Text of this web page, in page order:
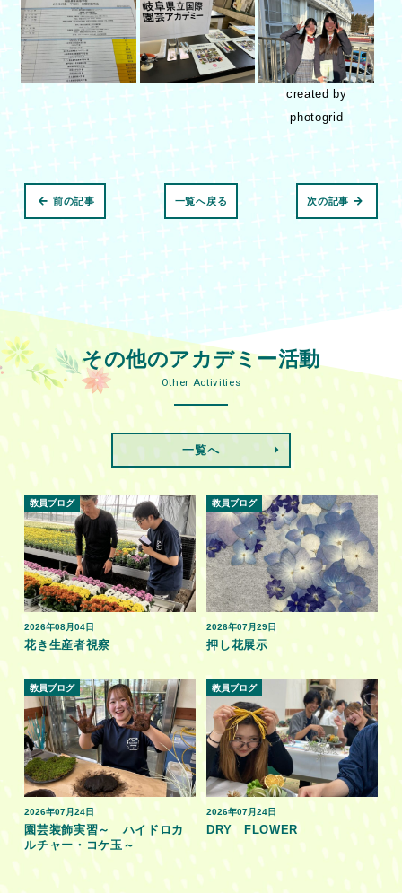
created by
photogrid
次の記事
一覧へ戻る
前の記事
その他のアカデミー活動
Other Activities
一覧へ
2026年08月04日
教員ブログ
花き生産者視察
2026年07月29日
教員ブログ
押し花展示
2026年07月24日
教員ブログ
園芸装飾実習～ ハイドロカ
ルチャー・コケ玉～
2026年07月24日
教員ブログ
DRY FLOWER